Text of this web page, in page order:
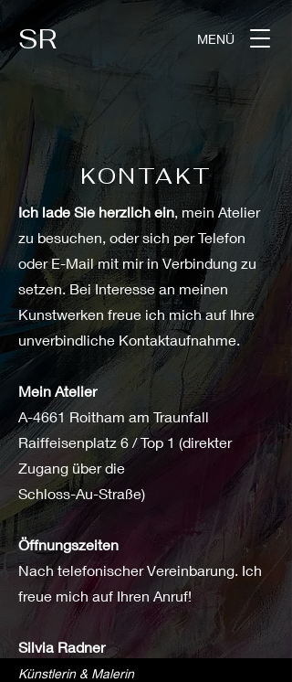
SR MENÜ
KONTAKT
Ich lade Sie herzlich ein, mein Atelier
zu besuchen, oder sich per Telefon
oder E-Mail mit mir in Verbindung zu
setzen. Bei Interesse an meinen
Kunstwerken freue ich mich auf Ihre
unverbindliche Kontaktaufnahme.
Mein Atelier
A-4661 Roitham am Traunfall
Raiffeisenplatz 6 / Top 1 (direkter
Zugang über die
Schloss-Au-Straße)
Öffnungszeiten
Nach telefonischer Vereinbarung. Ich
freue mich auf Ihren Anruf!
Silvia Radner
Künstlerin & Malerin